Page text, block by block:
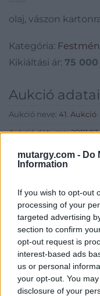
mutargy.com - Do
Information
If you wish to opt-out
processing of your
targeted advertising
section to confirm
opt-out request is
interest-based ads
us or personal
your opt-out. You
disclosure of your
olaj, vászon
Kategória:
Kikiáltási ár: 75 000
Aukció adatai
Aukció neve: 41. Aukció
Aukció dátuma:
Aukció ideje: 18:00
Aukció helye: 1055
Eladó adatai